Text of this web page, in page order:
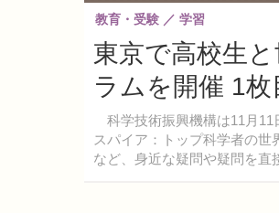
東京で高校生
ラムを開催 1
科学技術振興機構は11月11
スパイア：トップ科学者の
など、身近な疑問や疑問を直
教育・受験 学習